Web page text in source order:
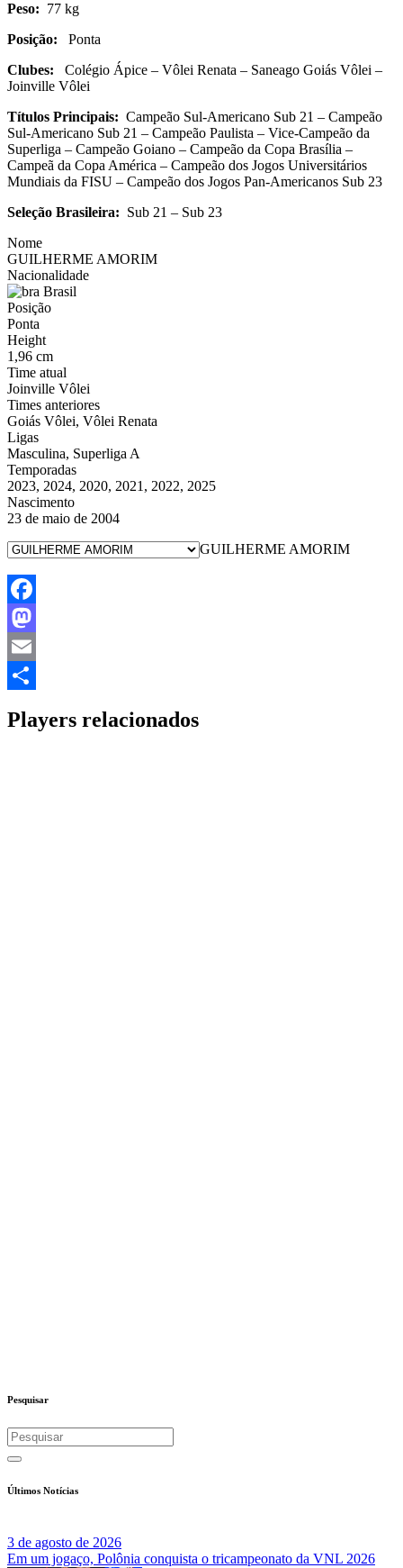
Peso: 77 kg
Posição: Ponta
Clubes: Colégio Ápice – Vôlei Renata – Saneago Goiás Vôlei –
Joinville Vôlei
Títulos Principais: Campeão Sul-Americano Sub 21 – Campeão
Sul-Americano Sub 21 – Campeão Paulista – Vice-Campeão da
Superliga – Campeão Goiano – Campeão da Copa Brasília –
Campeã da Copa América – Campeão dos Jogos Universitários
Mundiais da FISU – Campeão dos Jogos Pan-Americanos Sub 23
Seleção Brasileira: Sub 21 – Sub 23
Nome
GUILHERME AMORIM
Nacionalidade
Brasil
Posição
Ponta
Height
1,96 cm
Time atual
Joinville Vôlei
Times anteriores
Goiás Vôlei, Vôlei Renata
Ligas
Masculina, Superliga A
Temporadas
2023, 2024, 2020, 2021, 2022, 2025
Nascimento
23 de maio de 2004
GUILHERME AMORIM
Facebook
Mastodon
Email
Players relacionados
Pesquisar
Últimos Notícias
3 de agosto de 2026
Em um jogaço, Polônia conquista o tricampeonato da VNL 2026